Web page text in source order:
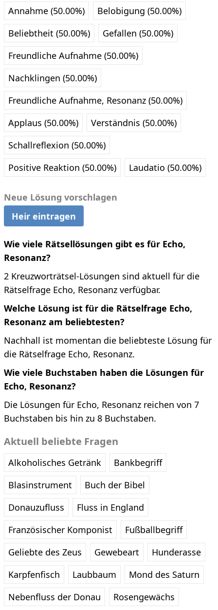
Annahme (50.00%)
Belobigung (50.00%)
Beliebtheit (50.00%)
Gefallen (50.00%)
Freundliche Aufnahme (50.00%)
Nachklingen (50.00%)
Freundliche Aufnahme, Resonanz (50.00%)
Applaus (50.00%)
Verständnis (50.00%)
Schallreflexion (50.00%)
Positive Reaktion (50.00%)
Laudatio (50.00%)
Neue Lösung vorschlagen
Heir eintragen
Wie viele Rätsellösungen gibt es für Echo,
Resonanz?
2 Kreuzworträtsel-Lösungen sind aktuell für die
Rätselfrage Echo, Resonanz verfügbar.
Welche Lösung ist für die Rätselfrage Echo,
Resonanz am beliebtesten?
Nachhall ist momentan die beliebteste Lösung für
die Rätselfrage Echo, Resonanz.
Wie viele Buchstaben haben die Lösungen für
Echo, Resonanz?
Die Lösungen für Echo, Resonanz reichen von 7
Buchstaben bis hin zu 8 Buchstaben.
Aktuell beliebte Fragen
Alkoholisches Getränk
Bankbegriff
Blasinstrument
Buch der Bibel
Donauzufluss
Fluss in England
Französischer Komponist
Fußballbegriff
Geliebte des Zeus
Gewebeart
Hunderasse
Karpfenfisch
Laubbaum
Mond des Saturn
Nebenfluss der Donau
Rosengewächs